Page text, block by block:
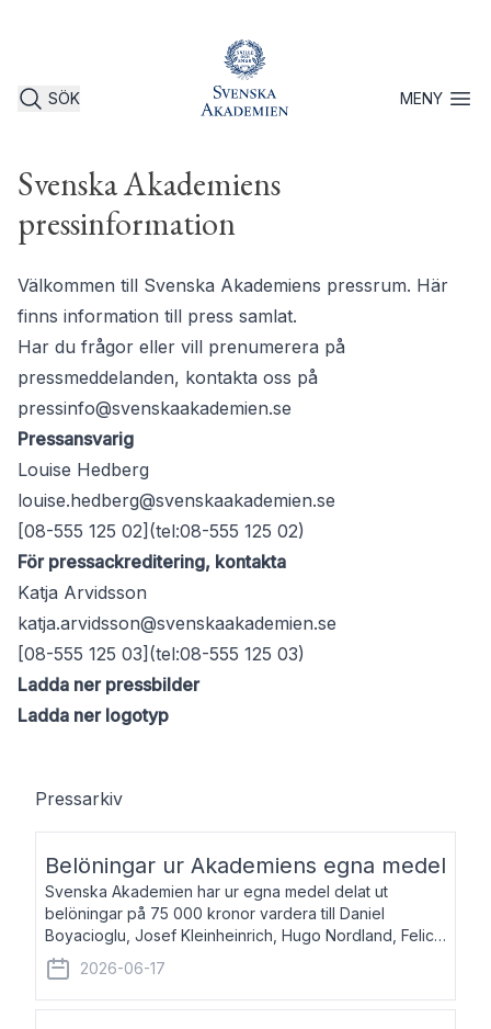
SÖK MENYÖppna
Svenska Akademiens
pressinformation
Välkommen till Svenska Akademiens pressrum. Här
finns information till press samlat.
Har du frågor eller vill prenumerera på
pressmeddelanden, kontakta oss på
pressinfo@svenskaakademien.se
Pressansvarig
Louise Hedberg
louise.hedberg@svenskaakademien.se
[08-555 125 02](tel:08-555 125 02)
För pressackreditering, kontakta
Katja Arvidsson
katja.arvidsson@svenskaakademien.se
[08-555 125 03](tel:08-555 125 03)
Ladda ner pressbilder
Ladda ner logotyp
Pressarkiv
Belöningar ur Akademiens egna medel
Svenska Akademien har ur egna medel delat ut
belöningar på 75 000 kronor vardera till Daniel
Boyacioglu, Josef Kleinheinrich, Hugo Nordland, Felicia
Stenroth och Svante Strandberg. Daniel Boyacioglu,
född 1981, är poet och scenartist. Josef
2026-06-17